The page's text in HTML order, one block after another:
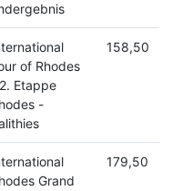
of Rhodes
Etappe
-
158,50
Grand
179,50